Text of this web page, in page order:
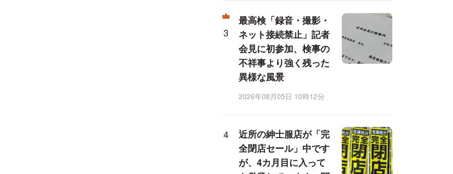
最高検「録音・撮影・
ネット接続禁止」記者
会見に初参加、検事の
不祥事より強く残った
異様な風景
2026年08月05日 10時12分
近所の紳士服店が「完
全閉店セール」中です
が、4カ月目に入って